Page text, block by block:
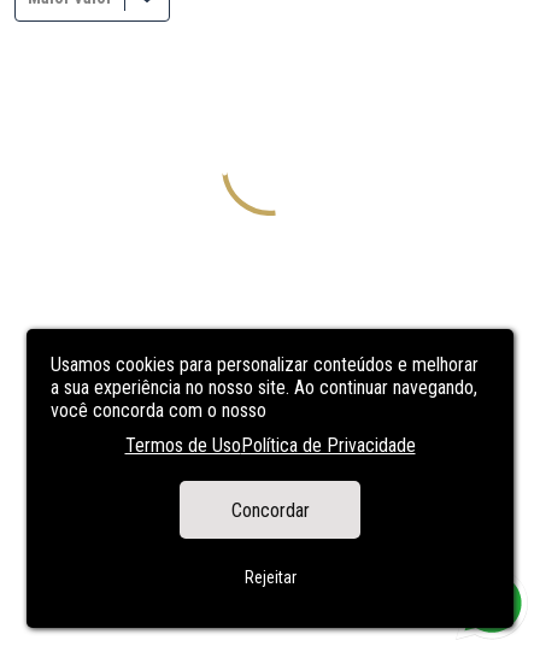
Usamos cookies para personalizar conteúdos e melhorar
a sua experiência no nosso site. Ao continuar navegando,
você concorda com o nosso
Termos de UsoPolítica de Privacidade
Concordar
Rejeitar